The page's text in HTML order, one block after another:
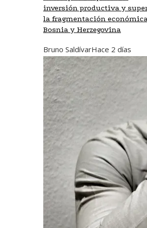
inversión productiva y
la fragmentación
Bosnia y Herzegovina
Bruno SaldívarHace 2 días